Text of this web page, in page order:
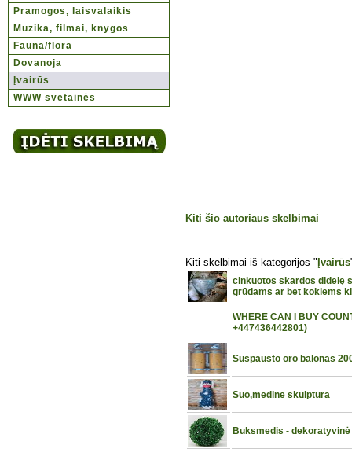
Pramogos, laisvalaikis
Muzika, filmai, knygos
Fauna/flora
Dovanoja
Įvairūs
WWW svetainės
Kiti šio autoriaus skelbimai
Kiti skelbimai iš kategorijos " Įvairūs
cinkuotos skardos didelę
grūdams ar bet kokiems
WHERE CAN I BUY
+447436442801)
Suspausto oro balonas
Suo,medine skulptura
Buksmedis - dekoratyvinė